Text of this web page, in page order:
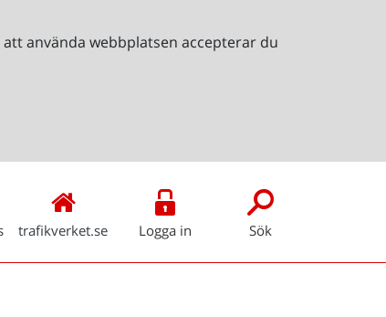
använda webbplatsen accepterar du
trafikverket.se Logga in Sök